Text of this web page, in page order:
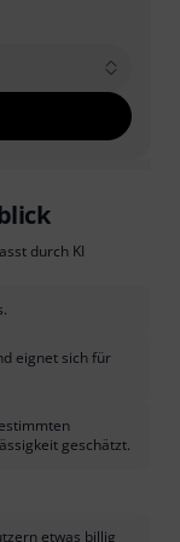
durch KI
eignet sich für
geschätzt.
etwas billig